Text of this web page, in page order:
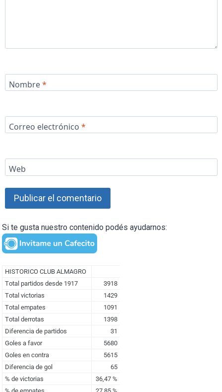
Nombre*
Correo electrónico *
Web
Si te gusta nuestro contenido podés ayudarnos: